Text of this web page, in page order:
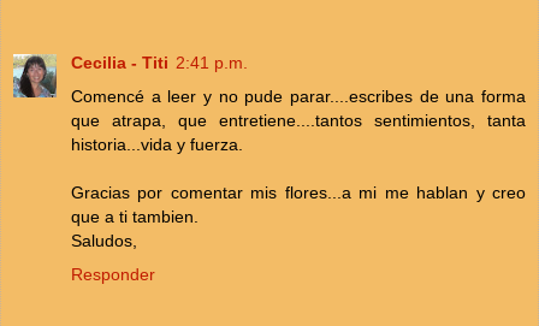
Cecilia - Titi 2:41 p.m.
Comencé a leer y no pude parar....escribes de una forma
que atrapa, que entretiene....tantos sentimientos, tanta
historia...vida y fuerza.
Gracias por comentar mis flores...a mi me hablan y creo
que a ti tambien.
Saludos,
Responder